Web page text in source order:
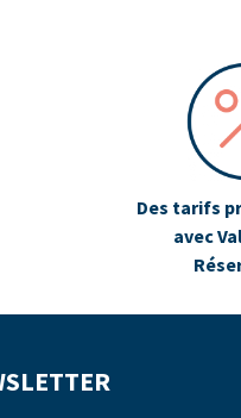
Des tarifs
avec